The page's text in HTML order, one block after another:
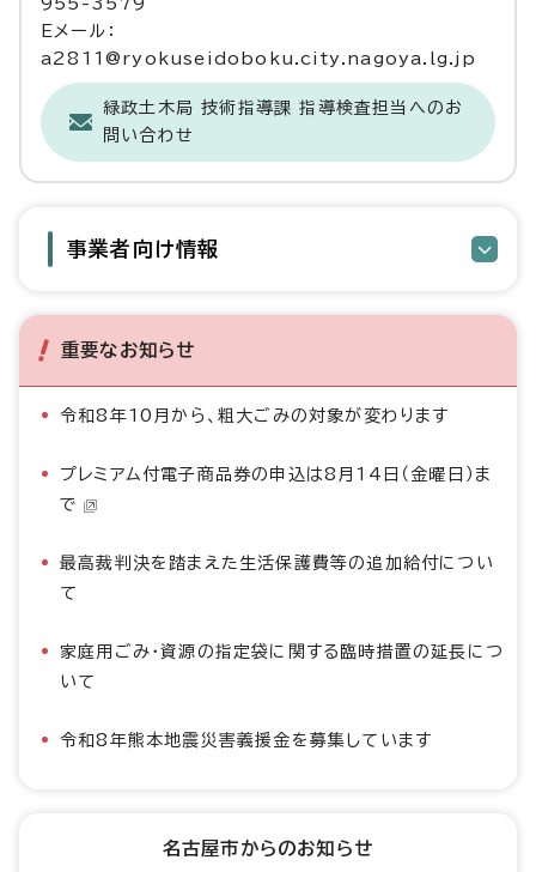
955-3579
Eメール：
a2811@ryokuseidoboku.city.nagoya.lg.jp
緑政土木局 技術指導課 指導検査担当へのお
問い合わせ
事業者向け情報
重要なお知らせ
令和8年10月から、粗大ごみの対象が変わります
プレミアム付電子商品券の申込は8月14日（金曜日）ま
で
最高裁判決を踏まえた生活保護費等の追加給付につい
て
家庭用ごみ・資源の指定袋に関する臨時措置の延長につ
いて
令和8年熊本地震災害義援金を募集しています
名古屋市からのお知らせ